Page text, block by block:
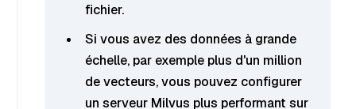
fichier.
Si vous avez des données à grande
échelle, par exemple plus d'un million
de vecteurs, vous pouvez configurer
un serveur Milvus plus performant sur